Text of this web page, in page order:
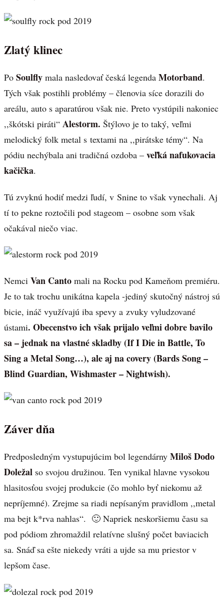
Zlatý klinec
Po Soulfly mala nasledovať česká legenda Motorband.
Tých však postihli problémy – členovia síce dorazili do
areálu, auto s aparatúrou však nie. Preto vystúpili nakoniec
,,škótski piráti“ Alestorm. Štýlovo je to taký, veľmi
melodický folk metal s textami na ,,pirátske témy“. Na
pódiu nechýbala ani tradičná ozdoba – veľká nafukovacia
kačička.
Tú zvyknú hodiť medzi ľudí, v Snine to však vynechali. Aj
tí to pekne roztočili pod stageom – osobne som však
očakával niečo viac.
Nemci Van Canto mali na Rocku pod Kameňom premiéru.
Je to tak trochu unikátna kapela -jediný skutočný nástroj sú
bicie, ináč využívajú iba spevy a zvuky vyludzované
ústami. Obecenstvo ich však prijalo veľmi dobre bavilo
sa – jednak na vlastné skladby (If I Die in Battle, To
Sing a Metal Song…), ale aj na covery (Bards Song –
Blind Guardian, Wishmaster – Nightwish).
Záver dňa
Predposledným vystupujúcim bol legendárny Miloš Dodo
Doležal so svojou družinou. Ten vynikal hlavne vysokou
hlasitosťou svojej produkcie (čo mohlo byť niekomu až
nepríjemné). Zrejme sa riadi nepísaným pravidlom ,,metal
ma bejt k*rva nahlas“. 🙂 Napriek neskoršiemu času sa
pod pódiom zhromaždil relatívne slušný počet baviacich
sa. Snáď sa ešte niekedy vráti a ujde sa mu priestor v
lepšom čase.